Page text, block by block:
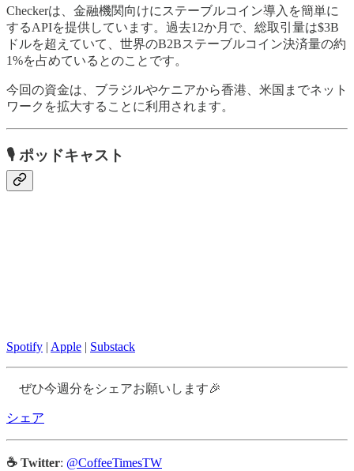
Checkerは、金融機関向けにステーブルコイン導入を簡単に
するAPIを提供しています。過去12か月で、総取引量は$3B
ドルを超えていて、世界のB2Bステーブルコイン決済量の約
1%を占めているとのことです。
今回の資金は、ブラジルやケニアから香港、米国までネット
ワークを拡大することに利用されます。
🎙 ポッドキャスト
Spotify | Apple | Substack
ぜひ今週分をシェアお願いします🎉
シェア
☕ Twitter: @CoffeeTimesTW